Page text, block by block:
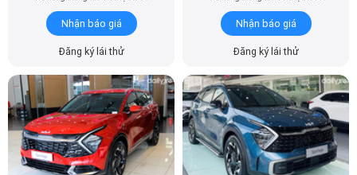
Nhận báo giá
Đăng ký lái thử
Nhận báo giá
Đăng ký lái thử